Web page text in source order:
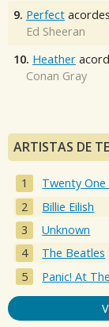
9. Perfect acordes
Ed Sheeran
10. Heather
Conan Gray
ARTISTAS DE
Twenty One
Billie Eilish
Unknown
The Beatles
Panic! At